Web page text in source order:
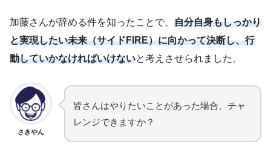
加藤さんが辞める件を知ったことで、 自分自身もしっかり
と実現したい未来（サイドFIRE）に向かって決断し、行
動していかなければいけないと考えさせられました。
さきやん
皆さんはやりたいことがあった場合、チャ
レンジできますか？